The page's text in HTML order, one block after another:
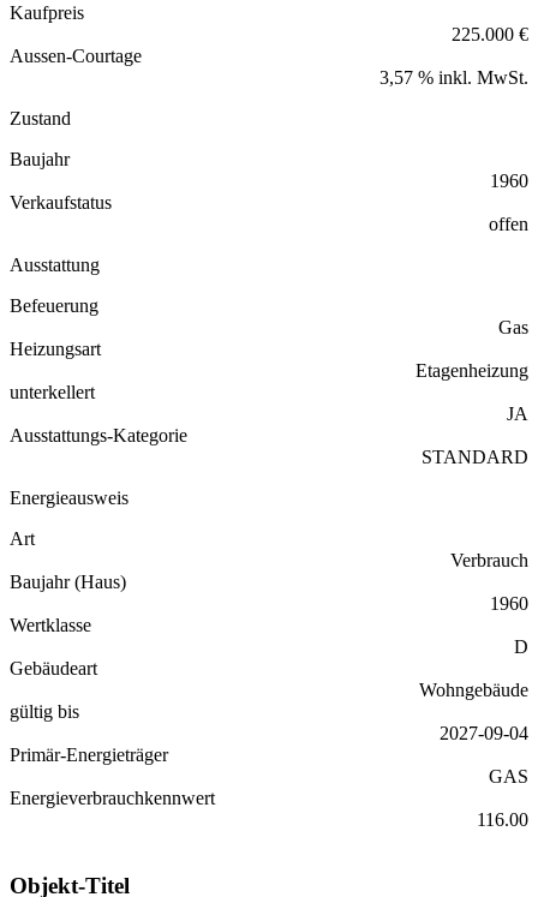
Kaufpreis
225.000 €
Aussen-Courtage
3,57 % inkl. MwSt.
Zustand
Baujahr
1960
Verkaufstatus
offen
Ausstattung
Befeuerung
Gas
Heizungsart
Etagenheizung
unterkellert
JA
Ausstattungs-Kategorie
STANDARD
Energieausweis
Art
Verbrauch
Baujahr (Haus)
1960
Wertklasse
D
Gebäudeart
Wohngebäude
gültig bis
2027-09-04
Primär-Energieträger
GAS
Energieverbrauchkennwert
116.00
Objekt-Titel